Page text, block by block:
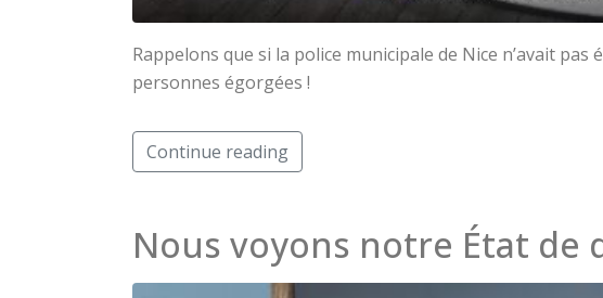
Rappelons que si la police municipale de Nice n’avait
personnes égorgées !
Continue reading
Nous voyons notre État